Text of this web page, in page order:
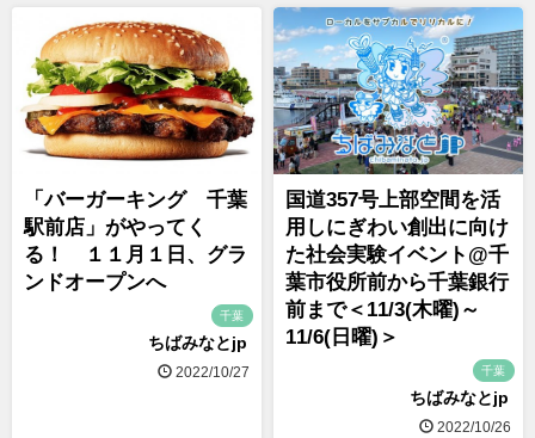
「バーガーキング 千葉
駅前店」がやってく
る！ １１月１日、グラ
ンドオープンへ
千葉
ちばみなとjp
2022/10/27
国道357号上部空間を活
用しにぎわい創出に向け
た社会実験イベント@千
葉市役所前から千葉銀行
前まで＜11/3(木曜)～
11/6(日曜)＞
千葉
ちばみなとjp
2022/10/26